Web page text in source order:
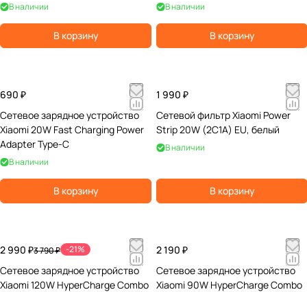
В наличии
В корзину
В наличии
В корзину
690 ₽
Сетевое зарядное устройство
Xiaomi 20W Fast Charging Power
Adapter Type-C
В наличии
В корзину
1 990 ₽
Сетевой фильтр Xiaomi Power
Strip 20W (2C1A) EU, белый
В наличии
В корзину
2 990 ₽3 790 ₽ -21%
Сетевое зарядное устройство
Xiaomi 120W HyperCharge Combo
2 190 ₽
Сетевое зарядное устройство
Xiaomi 90W HyperCharge Combo